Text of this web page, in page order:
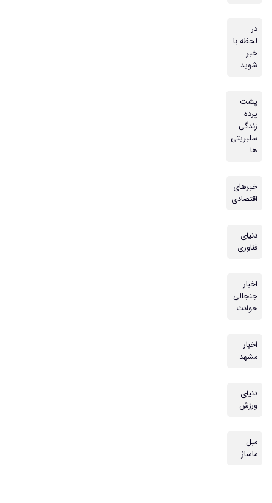
در
لحظه با
خبر
شوید
پشت
پرده
زندگی
سلبریتی
ها
خبرهای
اقتصادی
دنیای
فناوری
اخبار
جنجالی
حوادث
اخبار
مشهد
دنیای
ورزش
مبل
ماساژ